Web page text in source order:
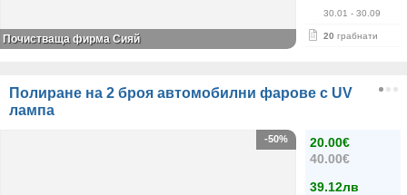
30.01 - 30.09
20 грабнати
Почистваща фирма Сияй
Полиране на 2 броя автомобилни фарове с UV
лампа
20.00€
40.00€
39.12лв
-50%